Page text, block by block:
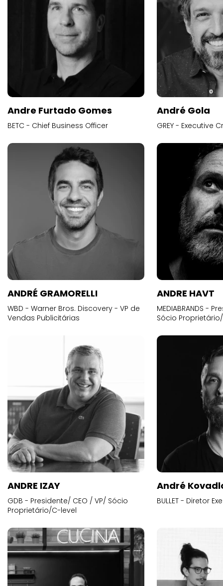
Andre Furtado Gomes
BETC - Chief Business Officer
André Gola
GREY - Executive
ANDRÉ GRAMORELLI
WBD - Warner Bros. Discovery - VP de
Vendas Publicitárias
ANDRE HAVT
MEDIABRANDS -
Sócio
ANDRE IZAY
GDB - Presidente/ CEO / VP/ Sócio
Proprietário/C-level
André
BULLET - Diretor